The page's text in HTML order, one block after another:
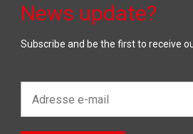
News update?
Subscribe and be the first to receive
mail*